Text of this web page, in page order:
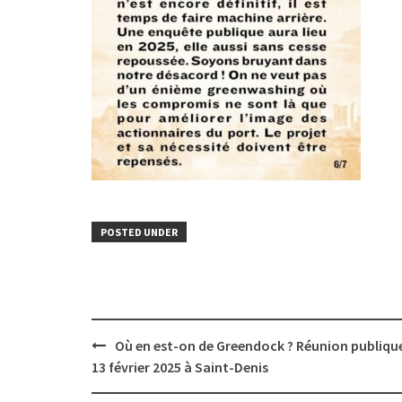
POSTED UNDER
Post
navigation
Où en est-on de Greendock ? Réunion
13 février 2025 à Saint-Denis